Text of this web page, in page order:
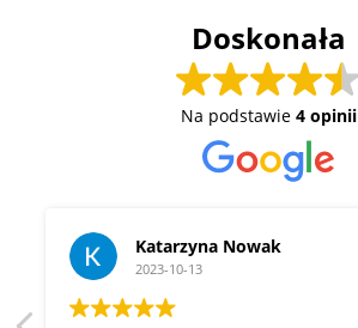
Doskonała
Na podstawie 4 opinii
Katarzyna Nowak
2023-10-13